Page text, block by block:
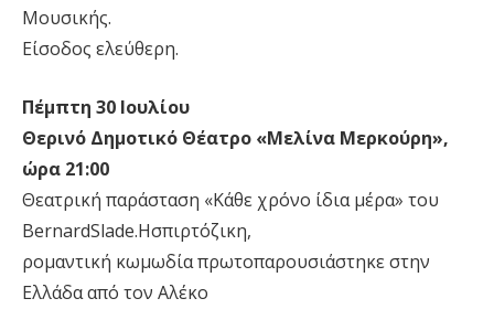
Μουσικής.
Είσοδος ελεύθερη.
Πέμπτη 30 Ιουλίου
Θερινό Δημοτικό Θέατρο «Μελίνα Μερκούρη»,
ώρα 21:00
Θεατρική παράσταση «Κάθε χρόνο ίδια μέρα» του
BernardSlade.Hσπιρτόζικη,
ρομαντική κωμωδία πρωτοπαρουσιάστηκε στην
Ελλάδα από τον Αλέκο